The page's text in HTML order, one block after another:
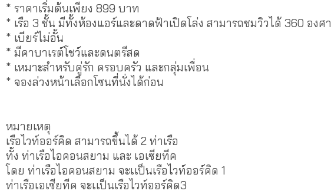
* ราคาเริ่มต้นเพียง 899 บาท
* เรือ 3 ชั้น มีทั้งห้องแอร์และดาดฟ้าเปิดโล่ง สามารถชมวิวได้ 360 องศา
* เบียร์ไม่อั้น
* มีคาบาเรต์โชว์และดนตรีสด
* เหมาะสำหรับคู่รัก ครอบครัว และกลุ่มเพื่อน
* จองล่วงหน้าเลือกโซนที่นั่งได้ก่อน
หมายเหตุ
เรือไวท์ออร์คิด สามารถขึ้นได้ 2 ท่าเรือ
ทั้ง ท่าเรือไอคอนสยาม และ เอเซียทีค
โดย ท่าเรือไอคอนสยาม จะเเป็นเรือไวท์ออร์คิด 1
ท่าเรือเอเซียทีค จะเเป็นเรือไวท์ออร์คิด3